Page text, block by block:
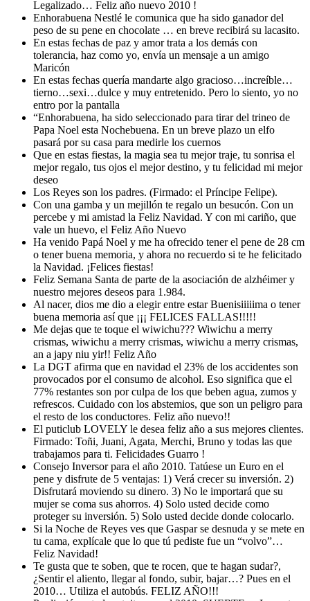
Legalizado… Feliz año nuevo 2010 !
Enhorabuena Nestlé le comunica que ha sido ganador del
peso de su pene en chocolate … en breve recibirá su lacasito.
En estas fechas de paz y amor trata a los demás con
tolerancia, haz como yo, envía un mensaje a un amigo
Maricón
En estas fechas quería mandarte algo gracioso…increíble…
tierno…sexi…dulce y muy entretenido. Pero lo siento, yo no
entro por la pantalla
“Enhorabuena, ha sido seleccionado para tirar del trineo de
Papa Noel esta Nochebuena. En un breve plazo un elfo
pasará por su casa para medirle los cuernos
Que en estas fiestas, la magia sea tu mejor traje, tu sonrisa el
mejor regalo, tus ojos el mejor destino, y tu felicidad mi mejor
deseo
Los Reyes son los padres. (Firmado: el Príncipe Felipe).
Con una gamba y un mejillón te regalo un besucón. Con un
percebe y mi amistad la Feliz Navidad. Y con mi cariño, que
vale un huevo, el Feliz Año Nuevo
Ha venido Papá Noel y me ha ofrecido tener el pene de 28 cm
o tener buena memoria, y ahora no recuerdo si te he felicitado
la Navidad. ¡Felices fiestas!
Feliz Semana Santa de parte de la asociación de alzhéimer y
nuestro mejores deseos para 1.984.
Al nacer, dios me dio a elegir entre estar Buenisiiiiima o tener
buena memoria así que ¡¡¡ FELICES FALLAS!!!!!
Me dejas que te toque el wiwichu??? Wiwichu a merry
crismas, wiwichu a merry crismas, wiwichu a merry crismas,
an a japy niu yir!! Feliz Año
La DGT afirma que en navidad el 23% de los accidentes son
provocados por el consumo de alcohol. Eso significa que el
77% restantes son por culpa de los que beben agua, zumos y
refrescos. Cuidado con los abstemios, que son un peligro para
el resto de los conductores. Feliz año nuevo!!
El puticlub LOVELY le desea feliz año a sus mejores clientes.
Firmado: Toñi, Juani, Agata, Merchi, Bruno y todas las que
trabajamos para ti. Felicidades Guarro !
Consejo Inversor para el año 2010. Tatúese un Euro en el
pene y disfrute de 5 ventajas: 1) Verá crecer su inversión. 2)
Disfrutará moviendo su dinero. 3) No le importará que su
mujer se coma sus ahorros. 4) Solo usted decide como
proteger su inversión. 5) Solo usted decide donde colocarlo.
Si la Noche de Reyes ves que Gaspar se desnuda y se mete en
tu cama, explícale que lo que tú pediste fue un “volvo”…
Feliz Navidad!
Te gusta que te soben, que te rocen, que te hagan sudar?,
¿Sentir el aliento, llegar al fondo, subir, bajar…? Pues en el
2010… Utiliza el autobús. FELIZ AÑO!!!